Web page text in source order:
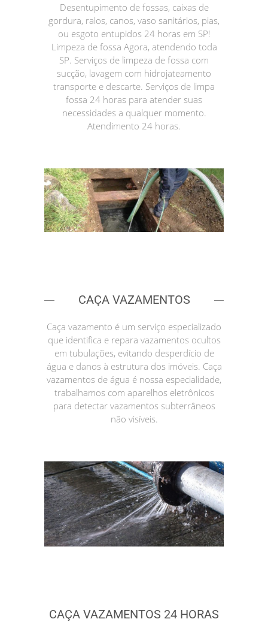
Desentupimento de fossas, caixas de
gordura, ralos, canos, vaso sanitários, pias,
ou esgoto entupidos 24 horas em SP!
Limpeza de fossa Agora, atendendo toda
SP. Serviços de limpeza de fossa com
sucção, lavagem com hidrojateamento
transporte e descarte. Serviços de limpa
fossa 24 horas para atender suas
necessidades a qualquer momento.
Atendimento 24 horas.
CAÇA VAZAMENTOS
Caça vazamento é um serviço especializado
que identifica e repara vazamentos ocultos
em tubulações, evitando desperdício de
água e danos à estrutura dos imóveis. Caça
vazamentos de água é nossa especialidade,
trabalhamos com aparelhos eletrônicos
para detectar vazamentos subterrâneos
não visíveis.
CAÇA VAZAMENTOS 24 HORAS